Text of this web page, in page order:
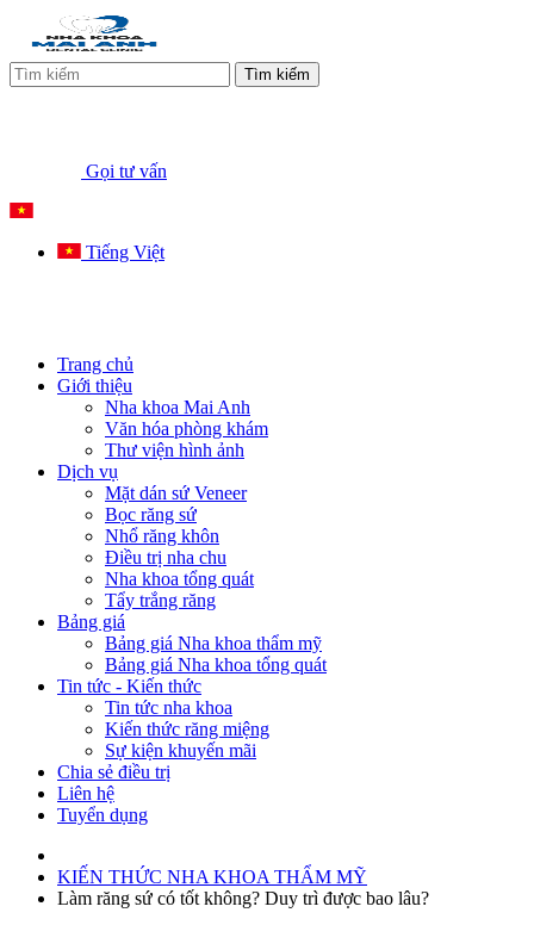
Tìm kiếm
Gọi tư vấn
Tiếng Việt
Trang chủ
Giới thiệu
Nha khoa Mai Anh
Văn hóa phòng khám
Thư viện hình ảnh
Dịch vụ
Mặt dán sứ Veneer
Bọc răng sứ
Nhổ răng khôn
Điều trị nha chu
Nha khoa tổng quát
Tẩy trắng răng
Bảng giá
Bảng giá Nha khoa thẩm mỹ
Bảng giá Nha khoa tổng quát
Tin tức - Kiến thức
Tin tức nha khoa
Kiến thức răng miệng
Sự kiện khuyến mãi
Chia sẻ điều trị
Liên hệ
Tuyển dụng
KIẾN THỨC NHA KHOA THẨM MỸ
Làm răng sứ có tốt không? Duy trì được bao lâu?